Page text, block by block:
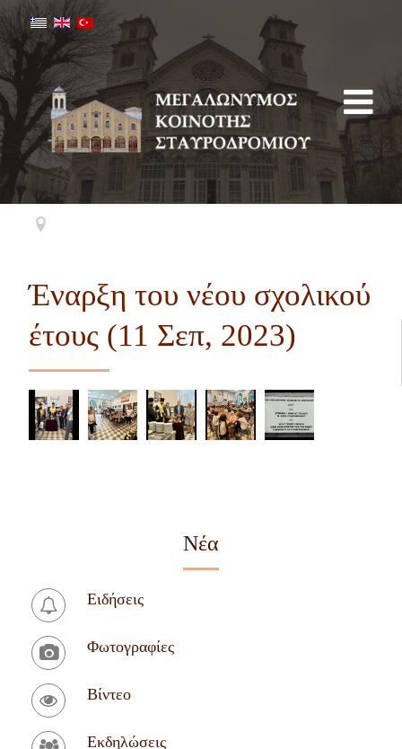
Νέα
Ειδήσεις
Φωτογραφίες
Βίντεο
Εκδηλώσεις
Έναρξη του νέου σχολικού
έτους (11 Σεπ, 2023)